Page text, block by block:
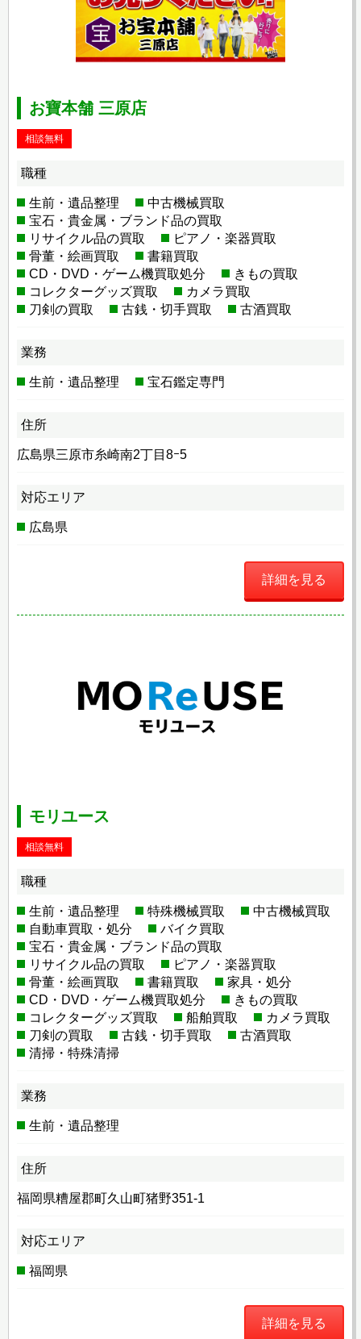
お寶本舗 三原店
相談無料
職種
生前・遺品整理
中古機械買取
宝石・貴金属・ブランド品の買取
リサイクル品の買取
ピアノ・楽器買取
骨董・絵画買取
書籍買取
CD・DVD・ゲーム機買取処分
きもの買取
コレクターグッズ買取
カメラ買取
刀剣の買取
古銭・切手買取 古酒買取
業務
生前・遺品整理 宝石鑑定専門
住所
広島県三原市糸崎南2丁目8ｰ5
対応エリア
広島県
詳細を見る
モリユース
相談無料
職種
生前・遺品整理 特殊機械買取
中古機械買取
自動車買取・処分
バイク買取
宝石・貴金属・ブランド品の買取
リサイクル品の買取
ピアノ・楽器買取
骨董・絵画買取
書籍買取
家具・処分
CD・DVD・ゲーム機買取処分
きもの買取
コレクターグッズ買取
船舶買取
カメラ買取
刀剣の買取
古銭・切手買取
古酒買取
清掃・特殊清掃
業務
生前・遺品整理
住所
福岡県糟屋郡町久山町猪野351-1
対応エリア
福岡県
詳細を見る